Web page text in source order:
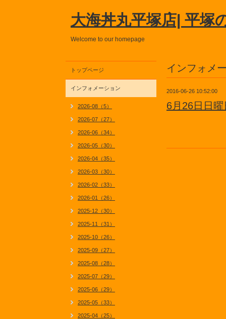
大海丼丸平塚店| 平塚
Welcome to our homepage
インフォメ
2016-06-26 10:52:00
6月26日日
トップページ
インフォメーション
2026-08（5）
2026-07（27）
2026-06（34）
2026-05（30）
2026-04（35）
2026-03（30）
2026-02（33）
2026-01（26）
2025-12（30）
2025-11（31）
2025-10（26）
2025-09（27）
2025-08（28）
2025-07（29）
2025-06（29）
2025-05（33）
2025-04（25）